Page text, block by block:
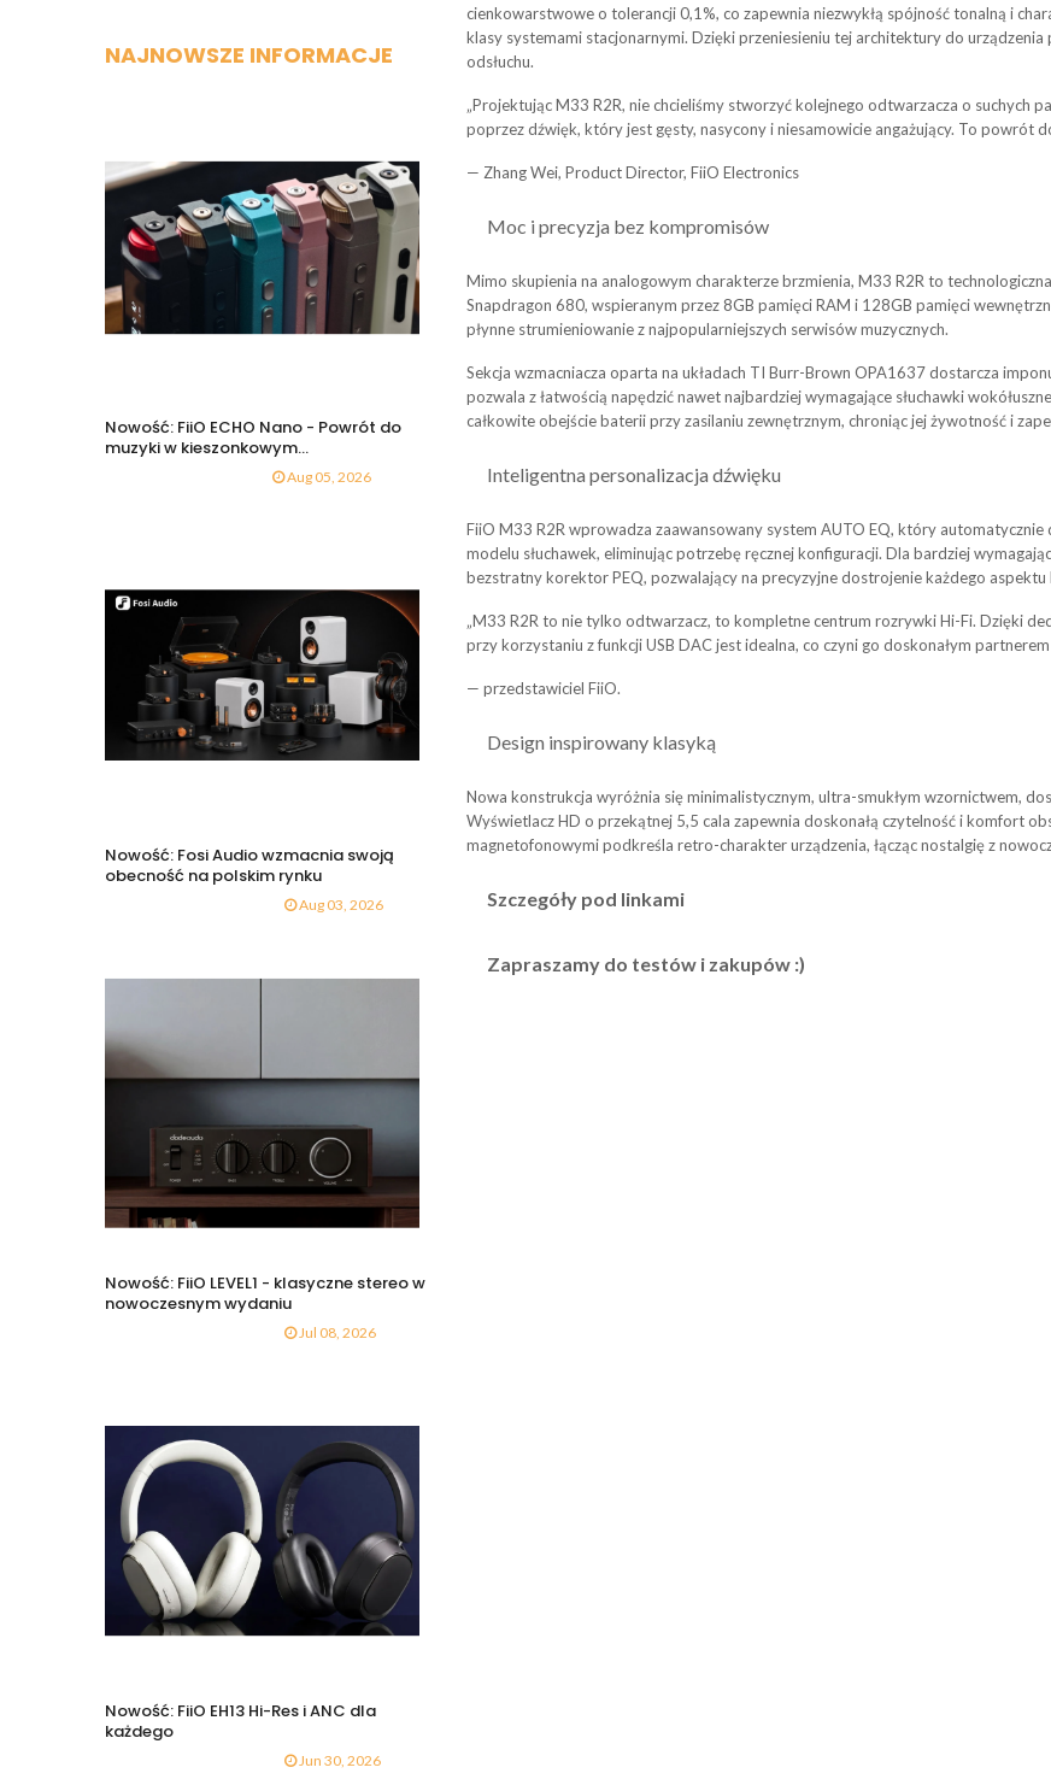
NAJNOWSZE INFORMACJE
Nowość: FiiO ECHO Nano - Powrót do
muzyki w kieszonkowym...
Aug 05, 2026
Nowość: Fosi Audio wzmacnia swoją
obecność na polskim rynku
Aug 03, 2026
Nowość: FiiO LEVEL1 - klasyczne stereo w
nowoczesnym wydaniu
Jul 08, 2026
Nowość: FiiO EH13 Hi-Res i ANC dla
każdego
Jun 30, 2026
cienkowarstwowe o tolerancji 0,1%, co zapewnia niezwykłą spójność tonalną i
klasy systemami stacjonarnymi. Dzięki przeniesieniu tej architektury do
odsłuchu.
„Projektując M33 R2R, nie chcieliśmy stworzyć kolejnego odtwarzacza o suchych
poprzez dźwięk, który jest gęsty, nasycony i niesamowicie angażujący. To powrót
— Zhang Wei, Product Director, FiiO Electronics
Moc i precyzja bez kompromisów
Mimo skupienia na analogowym charakterze brzmienia, M33 R2R to
Snapdragon 680, wspieranym przez 8GB pamięci RAM i 128GB pamięci
płynne strumieniowanie z najpopularniejszych serwisów muzycznych.
Sekcja wzmacniacza oparta na układach TI Burr-Brown OPA1637 dostarcza
pozwala z łatwością napędzić nawet najbardziej wymagające słuchawki
całkowite obejście baterii przy zasilaniu zewnętrznym, chroniąc jej żywotność i
Inteligentna personalizacja dźwięku
FiiO M33 R2R wprowadza zaawansowany system AUTO EQ, który
modelu słuchawek, eliminując potrzebę ręcznej konfiguracji. Dla bardziej
bezstratny korektor PEQ, pozwalający na precyzyjne dostrojenie każdego aspektu
„M33 R2R to nie tylko odtwarzacz, to kompletne centrum rozrywki Hi-Fi. Dzięki
przy korzystaniu z funkcji USB DAC jest idealna, co czyni go doskonałym
— przedstawiciel FiiO.
Design inspirowany klasyką
Nowa konstrukcja wyróżnia się minimalistycznym, ultra-smukłym wzornictwem,
Wyświetlacz HD o przekątnej 5,5 cala zapewnia doskonałą czytelność i komfort
magnetofonowymi podkreśla retro-charakter urządzenia, łącząc nostalgię z
Szczegóły pod linkami
Zapraszamy do testów i zakupów :)